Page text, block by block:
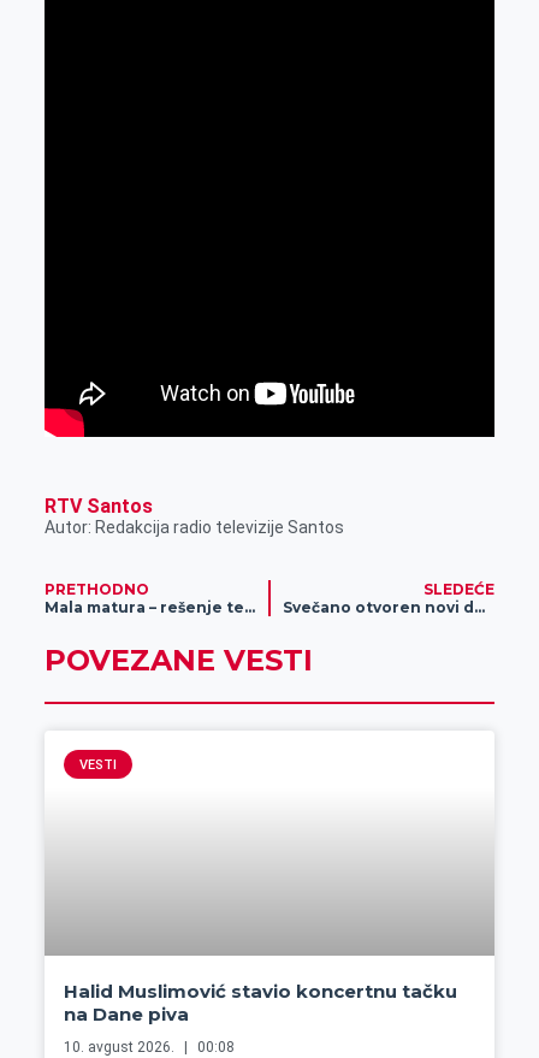
RTV Santos
Autor: Redakcija radio televizije Santos
PRETHODNO
Mala matura – rešenje testa iz srpskog jezika
SLEDEĆE
Svečano otvoren novi dečji vrtić u naselju “Putnikovo”: “Bubamara” za 150 mališana od jaslenog do predškolskog uzrasta
POVEZANE VESTI
VESTI
Halid Muslimović stavio koncertnu tačku
na Dane piva
10. avgust 2026. 00:08